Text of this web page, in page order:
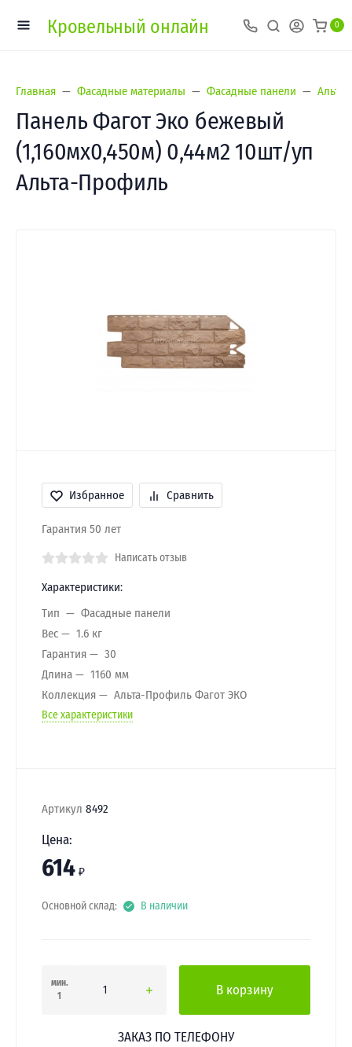
Кровельный онлайн 0
Главная Фасадные материалы Фасадные панели
Панель Фагот Эко бежевый
(1,160мх0,450м) 0,44м2 10шт/уп
Альта-Профиль
Избранное Сравнить
Гарантия 50 лет
Написать отзыв
Характеристики:
Тип
Фасадные панели
Вес
1.6 кг
Гарантия
30
Длина
1160 мм
Коллекция
Альта-Профиль Фагот ЭКО
Все характеристики
Артикул 8492
Цена:
614 ₽
Основной склад: В наличии
мин.
1
В корзину
ЗАКАЗ ПО ТЕЛЕФОНУ